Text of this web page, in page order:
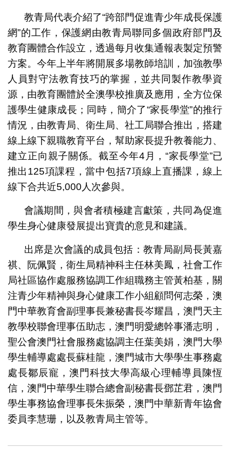
教青局代表介紹了“跨部門促進青少年成長保護
網”的工作，保護網由教青局聯同多個政府部門及
教育團體合作設立，透過每月收集通報表製定預警
方案。今年上半年將開展多場教師培訓，加強教學
人員對守法教育技巧的掌握，並共同製作教學資
源，由教育團體於全澳學校推廣及應用，全方位保
護學生健康成長；同時，簡介了“家長學堂”的推行
情況，由教青局、衛生局、社工局聯合推出，搭建
線上線下親職教育平台，幫助家長提升教養能力、
建立正向親子關係。截至今年4月，“家長學堂”已
推出125項課程，當中包括7項線上直播課，線上
線下合共近5,000人次參與。
會議期間，與會者積極建言獻策，共同為促進
學生身心健康發展提出寶貴的意見和建議。
出席是次會議的成員包括：教青局副局長黃嘉
祺、阮佩賢，衛生局精神科主任林美鳳，社會工作
局社區協作處服務協調工作組職務主管黃柏基，關
注青少年精神與身心健康工作小組顧問何志榮，澳
門中華教育會副理事長兼秘書長岑耀昌，澳門天主
教學校聯會理事伍助志，澳門明愛總幹事潘志明，
聖公會澳門社會服務處協調主任葉美娟，澳門大學
學生輔導處處長蘇桂龍，澳門城市大學學生事務處
處長鄒辰寵，澳門科技大學高級心理輔導員陳恆
信，澳門中華學生聯合總會副秘書長鄧芷君，澳門
學生事務協會理事長朱振榮，澳門中華新青年協會
委員李慧珊，以及教青局主管等。